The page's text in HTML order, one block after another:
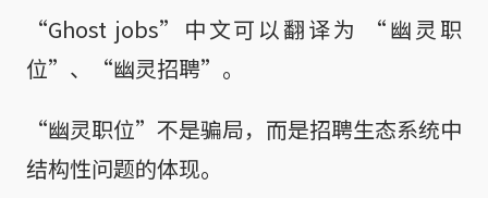
“Ghost jobs”中文可以翻译为 “幽灵职
位”、“幽灵招聘”。
“幽灵职位”不是骗局，而是招聘生态系统中
结构性问题的体现。